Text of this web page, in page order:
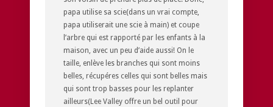
papa utilise sa scie(dans un vrai compte,
papa utiliserait une scie à main) et coupe
l’arbre qui est rapporté par les enfants à la
maison, avec un peu d’aide aussi! On le
taille, enlève les branches qui sont moins
belles, récupéres celles qui sont belles mais
qui sont trop basses pour les replanter
ailleurs(Lee Valley offre un bel outil pour